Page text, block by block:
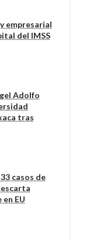
empresarial
del IMSS
Adolfo
tras
casos de
EU